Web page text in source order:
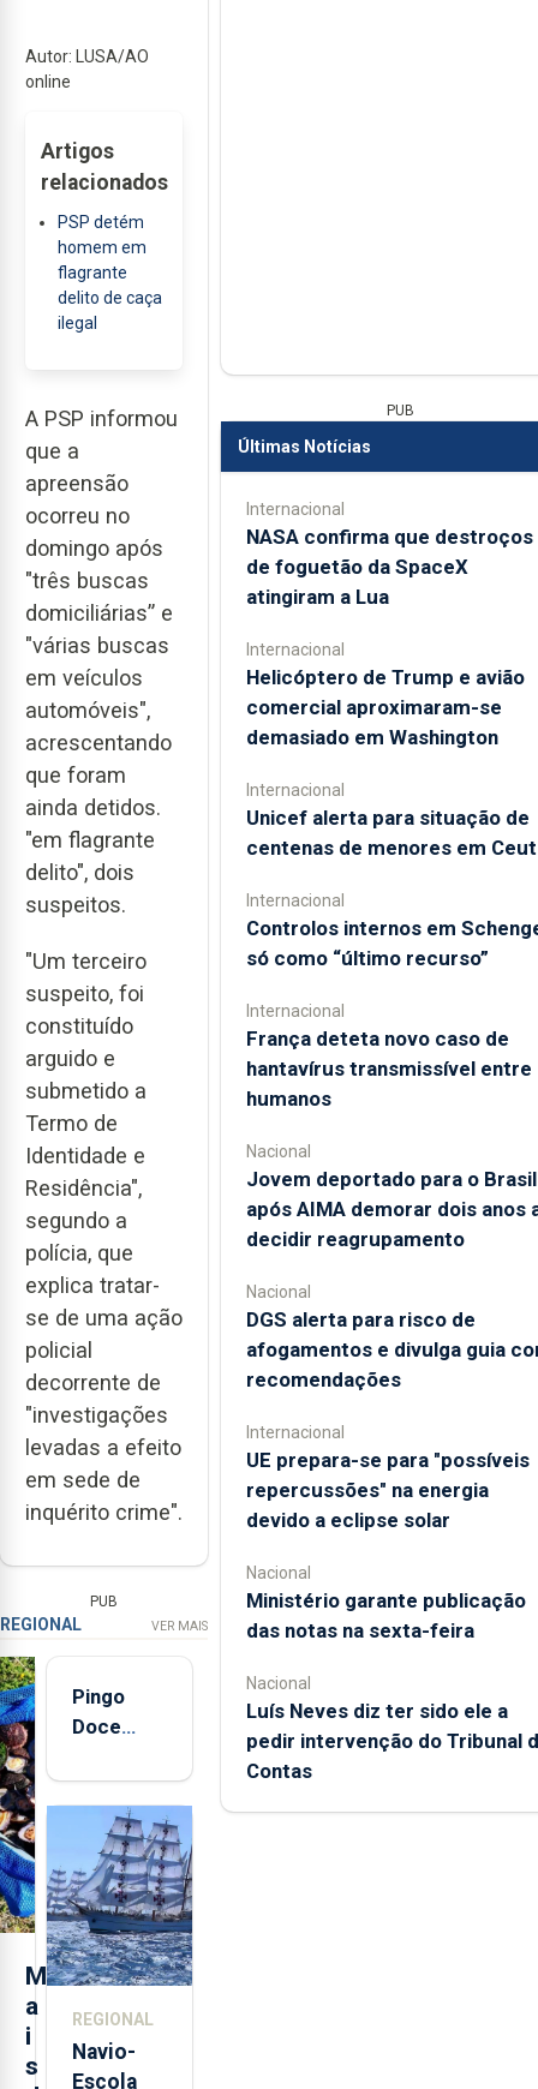
Autor: LUSA/AO
online
Artigos
relacionados
PSP detém
homem em
flagrante
delito de caça
ilegal
A PSP informou
que a
apreensão
ocorreu no
domingo após
"três buscas
domiciliárias” e
"várias buscas
em veículos
automóveis",
acrescentando
que foram
ainda detidos.
"em flagrante
delito", dois
suspeitos.
"Um terceiro
suspeito, foi
constituído
arguido e
submetido a
Termo de
Identidade e
Residência",
segundo a
polícia, que
explica tratar-
se de uma ação
policial
decorrente de
"investigações
levadas a efeito
em sede de
inquérito crime".
PUB
REGIONAL VER MAIS
M
a
i
s
Pingo
Doce
quinta-
feira nova
loja em
São
Sebastião
e cria 30
postos de
REGIONAL
Navio-
Escola
PUB
Últimas Notícias
Internacional
NASA confirma que destroços
de foguetão da SpaceX
atingiram a Lua
Internacional
Helicóptero de Trump e avião
comercial aproximaram-se
demasiado em Washington
Internacional
Unicef alerta para situação de
centenas de menores em
Internacional
Controlos internos em
só como “último recurso”
Internacional
França deteta novo caso de
hantavírus transmissível entre
humanos
Nacional
Jovem deportado para o Brasil
após AIMA demorar dois anos
decidir reagrupamento
Nacional
DGS alerta para risco de
afogamentos e divulga guia
recomendações
Internacional
UE prepara-se para "possíveis
repercussões" na energia
devido a eclipse solar
Nacional
Ministério garante publicação
das notas na sexta-feira
Nacional
Luís Neves diz ter sido ele a
pedir intervenção do Tribunal
Contas